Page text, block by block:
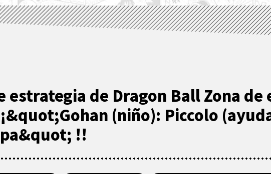
estrategia de Dragon Ball Zona
(niño): Piccolo
!!